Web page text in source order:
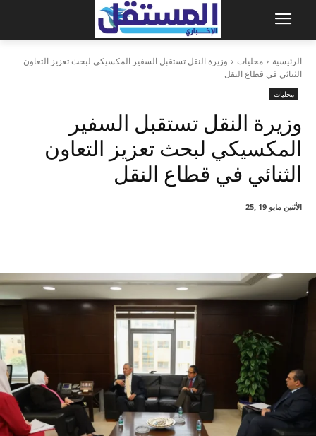
الرئيسية محليات
وزيرة النقل تستقبل السفير المكسيكي لبحث تعزيز التعاون
الثنائي في قطاع النقل
محليات
وزيرة النقل تستقبل السفير
المكسيكي لبحث تعزيز التعاون
الثنائي في قطاع النقل
الأثنين مايو 19 ,25